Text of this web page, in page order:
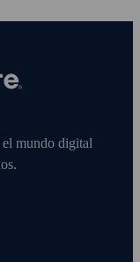
el mundo digital